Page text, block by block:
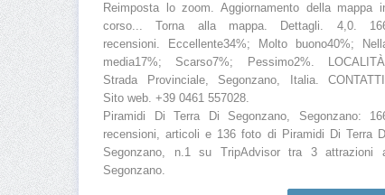
Reimposta lo zoom. Aggiornamento della mappa
corso... Torna alla mappa. Dettagli. 4,0.
recensioni. Eccellente34%; Molto buono40%;
media17%; Scarso7%; Pessimo2%. LOCALITÀ.
Strada Provinciale, Segonzano, Italia. CONTATTI.
Sito web. +39 0461 557028.
Piramidi Di Terra Di Segonzano, Segonzano:
recensioni, articoli e 136 foto di Piramidi Di Terra
Segonzano, n.1 su TripAdvisor tra 3 attrazioni
Segonzano.